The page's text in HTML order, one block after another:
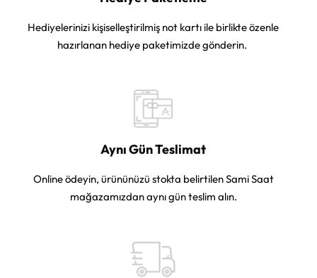
Hediyelerinizi kişiselleştirilmiş not kartı ile birlikte özenle
hazırlanan hediye paketimizde gönderin.
Aynı Gün Teslimat
Online ödeyin, ürününüzü stokta belirtilen Sami Saat
mağazamızdan aynı gün teslim alın.